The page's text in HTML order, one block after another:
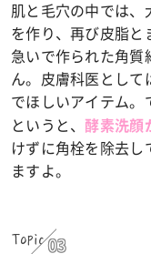
肌と毛穴の中では
を作り、再び皮脂と
急いで作られた角質
ん。皮膚科医として
でほしいアイテム
というと、酵素洗顔
けずに角栓を除去し
ますよ。
Topic 03